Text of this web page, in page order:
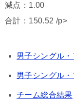
減点：1.00
合計：150.52 /p>
男子シングル
男子シングル
チーム総合結果